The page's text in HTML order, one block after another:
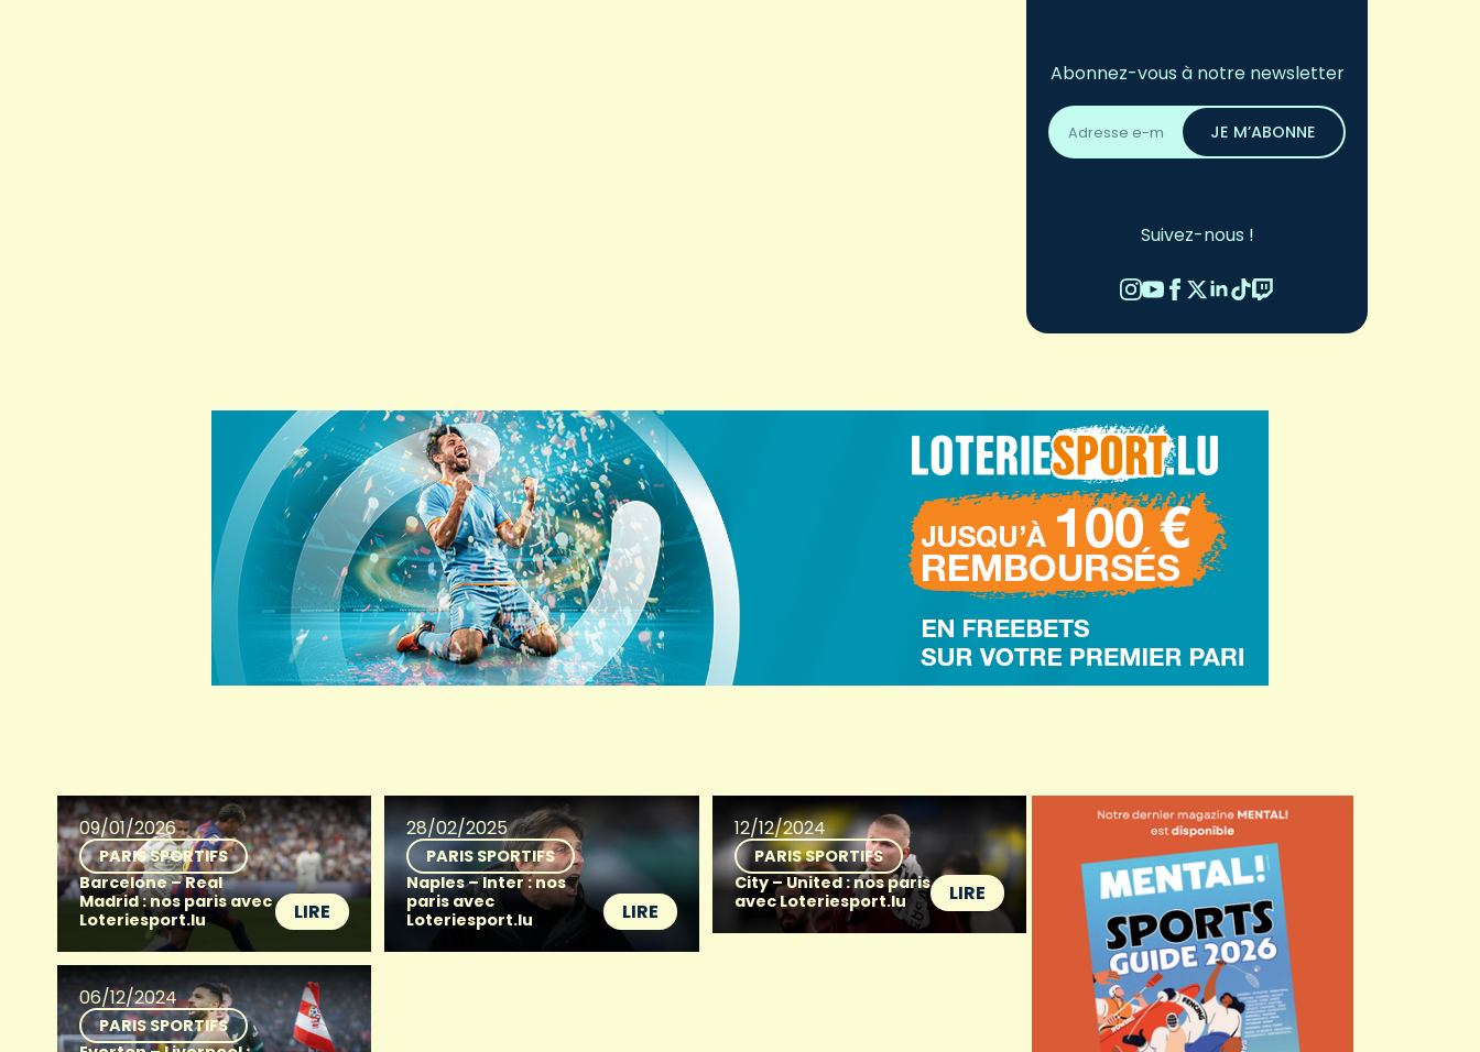
Abonnez-vous à notre newsletter
Adresse
email
*
JE M’ABONNE
Suivez-nous !
09/01/2026
PARIS SPORTIFS
Barcelone – Real
Madrid : nos paris avec
Loteriesport.lu
LIRE
28/02/2025
PARIS SPORTIFS
Naples – Inter : nos
paris avec
Loteriesport.lu
LIRE
12/12/2024
PARIS SPORTIFS
City – United : nos paris
avec Loteriesport.lu
LIRE
06/12/2024
PARIS SPORTIFS